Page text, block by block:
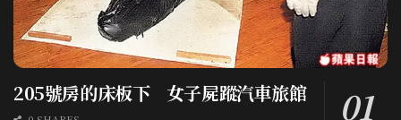
205號房的床板下 女子屍蹤汽車旅館